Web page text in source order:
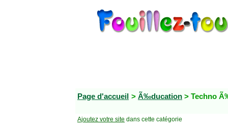
Page d'accueil > Ã‰ducation > Techno
Ajoutez votre site dans cette catégorie